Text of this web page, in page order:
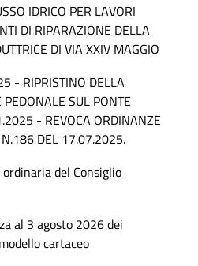
IDRICO PER LAVORI
DI RIPARAZIONE DELLA
DI VIA XXIV MAGGIO
- RIPRISTINO DELLA
SUL PONTE
- REVOCA ORDINANZE
DEL 17.07.2025.
del Consiglio
al 3 agosto 2026 dei
cartaceo